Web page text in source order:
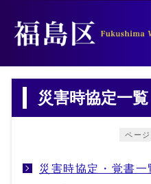
災害時協定一覧
ペー
災害時協定・覚書一